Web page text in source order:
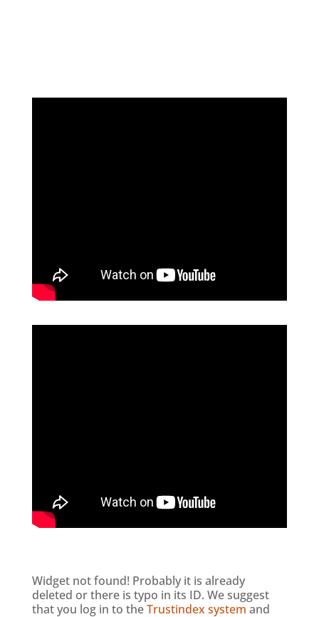
Widget not found! Probably it is already
deleted or there is typo in its ID. We suggest
that you log in to theTrustindex system and